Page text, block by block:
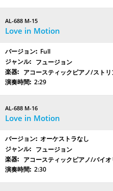
AL-688 M-15
Love in Motion
Full
フュージョン
アコースティックピアノ/スト
2:29
AL-688 M-16
Love in Motion
オーケストラなし
フュージョン
アコースティックピアノ/バイオ
2:30